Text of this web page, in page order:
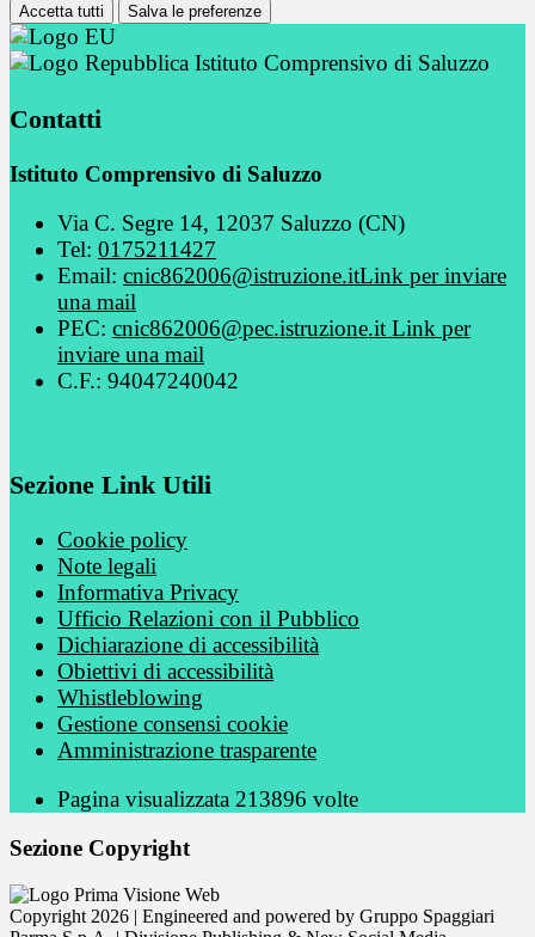
Accetta tutti Salva le preferenze
Istituto Comprensivo di Saluzzo
Contatti
Istituto Comprensivo di Saluzzo
Via C. Segre 14, 12037 Saluzzo (CN)
Tel: 0175211427
Email: cnic862006@istruzione.itLink per inviare
una mail
PEC: cnic862006@pec.istruzione.it Link per
inviare una mail
C.F.: 94047240042
Sezione Link Utili
Cookie policy
Note legali
Informativa Privacy
Ufficio Relazioni con il Pubblico
Dichiarazione di accessibilità
Obiettivi di accessibilità
Whistleblowing
Gestione consensi cookie
Amministrazione trasparente
Pagina visualizzata 213896 volte
Sezione Copyright
Copyright 2026 | Engineered and powered by Gruppo Spaggiari